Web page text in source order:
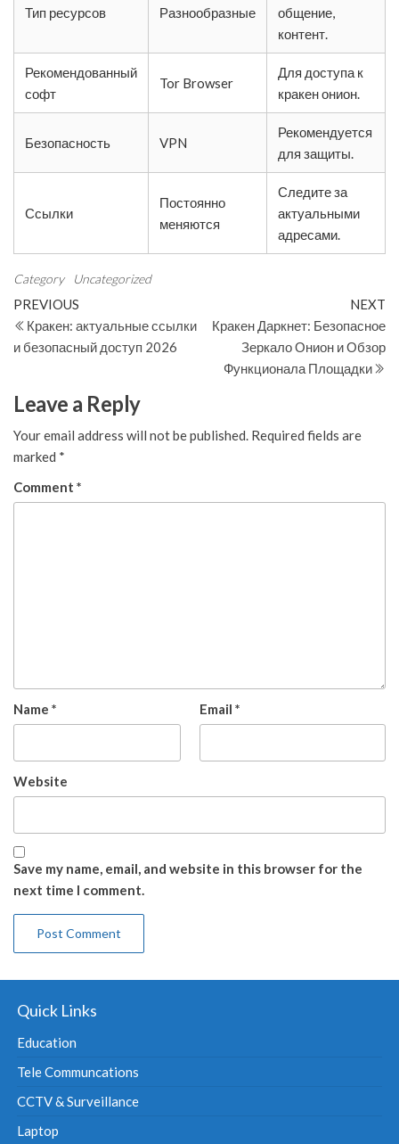
Тип ресурсов Разнообразные
общение,
контент.
Рекомендованный
софт
Tor Browser
Для доступа к
кракен онион.
Безопасность VPN
Рекомендуется
для защиты.
Ссылки
Постоянно
меняются
Следите за
актуальными
адресами.
Category Uncategorized
Post
navigation
Previous
Post
PREVIOUS
Кракен: актуальные ссылки
и безопасный доступ 2026
NEXT
Кракен Даркнет: Безопасное
Зеркало Онион и Обзор
Функционала Площадки
Leave a Reply
Your email address will not be published. Required fields are
marked *
Comment *
Name * Email *
Website
Save my name, email, and website in this browser for the
next time I comment.
Quick Links
Education
Tele Communcations
CCTV & Surveillance
Laptop